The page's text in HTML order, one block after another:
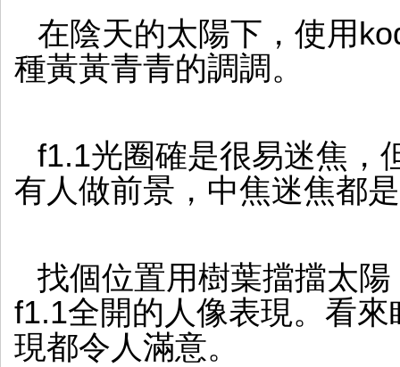
在陰天的太陽下，使用
種黃黃青青的調調。
f1.1光圈確是很易迷焦，
有人做前景，中焦迷焦都
找個位置用樹葉擋擋太
f1.1全開的人像表現。看
現都令人滿意。